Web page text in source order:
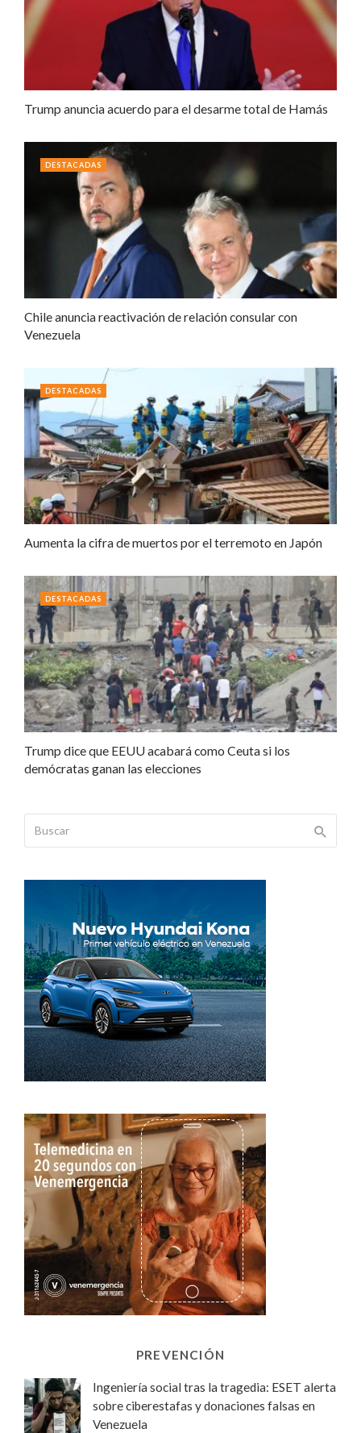
Trump anuncia acuerdo para el desarme total de Hamás
Chile anuncia reactivación de relación consular con
Venezuela
DESTACADAS
Aumenta la cifra de muertos por el terremoto en Japón
DESTACADAS
Trump dice que EEUU acabará como Ceuta si los
demócratas ganan las elecciones
DESTACADAS
PREVENCIÓN
Ingeniería social tras la tragedia: ESET alerta
sobre ciberestafas y donaciones falsas en
Venezuela